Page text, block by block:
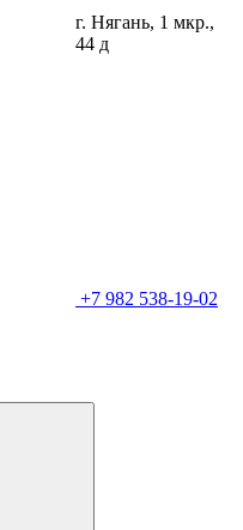
г. Нягань, 1 мкр.,
44 д
+7 982 538-19-02